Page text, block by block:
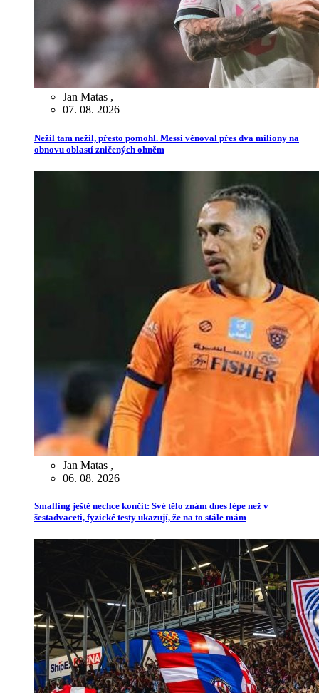
Jan Matas ,
07. 08. 2026
Nežil tam nežil, přesto pomohl. Messi věnoval přes dva miliony na
obnovu oblastí zničených ohněm
Jan Matas ,
06. 08. 2026
Smalling ještě nechce končit: Své tělo znám dnes lépe než v
šestadvaceti, fyzické testy ukazují, že na to stále mám